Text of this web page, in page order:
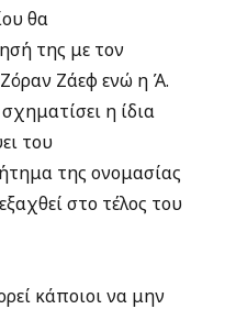
θα
της με τον
Ζάεφ ενώ η Ά.
η ίδια
του
της ονομασίας
στο τέλος του
κάποιοι να μην